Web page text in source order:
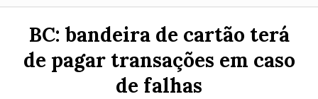
BC: bandeira de cartão terá
de pagar transações em caso
de falhas